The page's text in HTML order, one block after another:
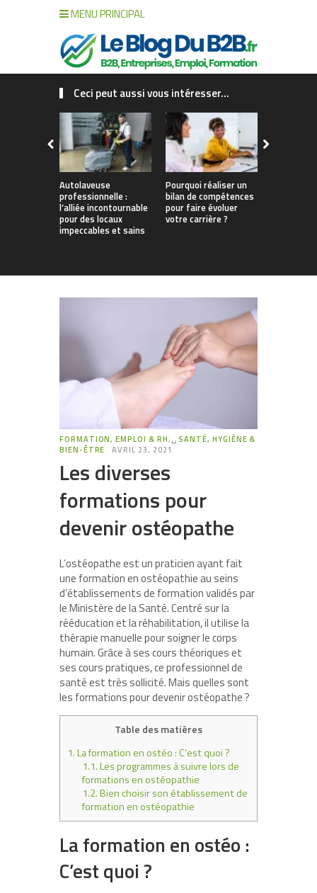
MENU PRINCIPAL
Ceci peut aussi vous intéresser...
Autolaveuse
professionnelle :
l’alliée incontournable
pour des locaux
impeccables et sains
Pourquoi réaliser un
bilan de compétences
pour faire évoluer
votre carrière ?
FORMATION, EMPLOI & RH,␣SANTÉ, HYGIÈNE &
BIEN-ÊTRE
AVRIL 23, 2021
Les diverses
formations pour
devenir ostéopathe
L’ostéopathe est un praticien ayant fait
une formation en ostéopathie au seins
d’établissements de formation validés par
le Ministère de la Santé. Centré sur la
rééducation et la réhabilitation, il utilise la
thérapie manuelle pour soigner le corps
humain. Grâce à ses cours théoriques et
ses cours pratiques, ce professionnel de
santé est très sollicité. Mais quelles sont
les formations pour devenir ostéopathe ?
Table des matières
1.La formation en ostéo : C’est quoi ?
1.1.Les programmes à suivre lors de
formations en ostéopathie
1.2.Bien choisir son établissement de
formation en ostéopathie
La formation en ostéo :
C’est quoi ?